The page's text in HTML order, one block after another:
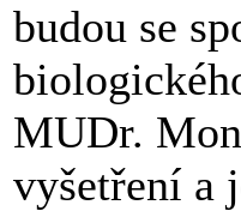
budou se
MUDr.
vyšetření a